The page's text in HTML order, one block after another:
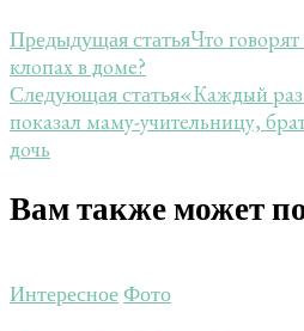
Предыдущая статьяЧто
клопах в доме?
Следующая статья«Каждый
показал маму-учительницу,
дочь
Вам также может
ИнтересноеФото